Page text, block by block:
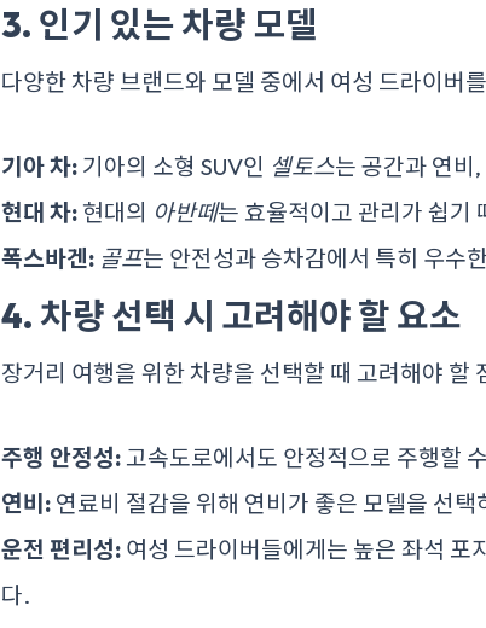
3. 인기 있는 차량 모델
다양한 차량 브랜드와 모델 중에서 여성 드라이버
기아 차: 기아의 소형 SUV인 셀토스는 공간과 연비
현대 차:현대의 아반떼는 효율적이고 관리가 쉽기
폭스바겐: 골프는 안전성과 승차감에서 특히 우수
4. 차량 선택 시 고려해야 할 요소
장거리 여행을 위한 차량을 선택할 때 고려해야 할
주행 안정성: 고속도로에서도 안정적으로 주행할
연비: 연료비 절감을 위해 연비가 좋은 모델을 선택
운전 편리성: 여성 드라이버들에게는 높은 좌석 포
다.